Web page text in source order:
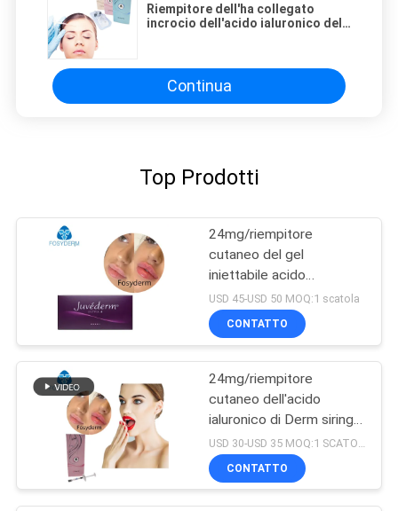
Riempitore dell'ha collegato
incrocio dell'acido ialuronico del
Continua
Top Prodotti
24mg/riempitore
cutaneo del gel
iniettabile acido
ialuronico di ml Ultra4 per
le labbra 2*1ml
USD 45-USD 50 MOQ:1 scatola
CONTATTO
24mg/riempitore
cutaneo dell'acido
ialuronico di Derm siringa
di ml 2ml
USD 30-USD 35 MOQ:1 SCATOLA
CONTATTO